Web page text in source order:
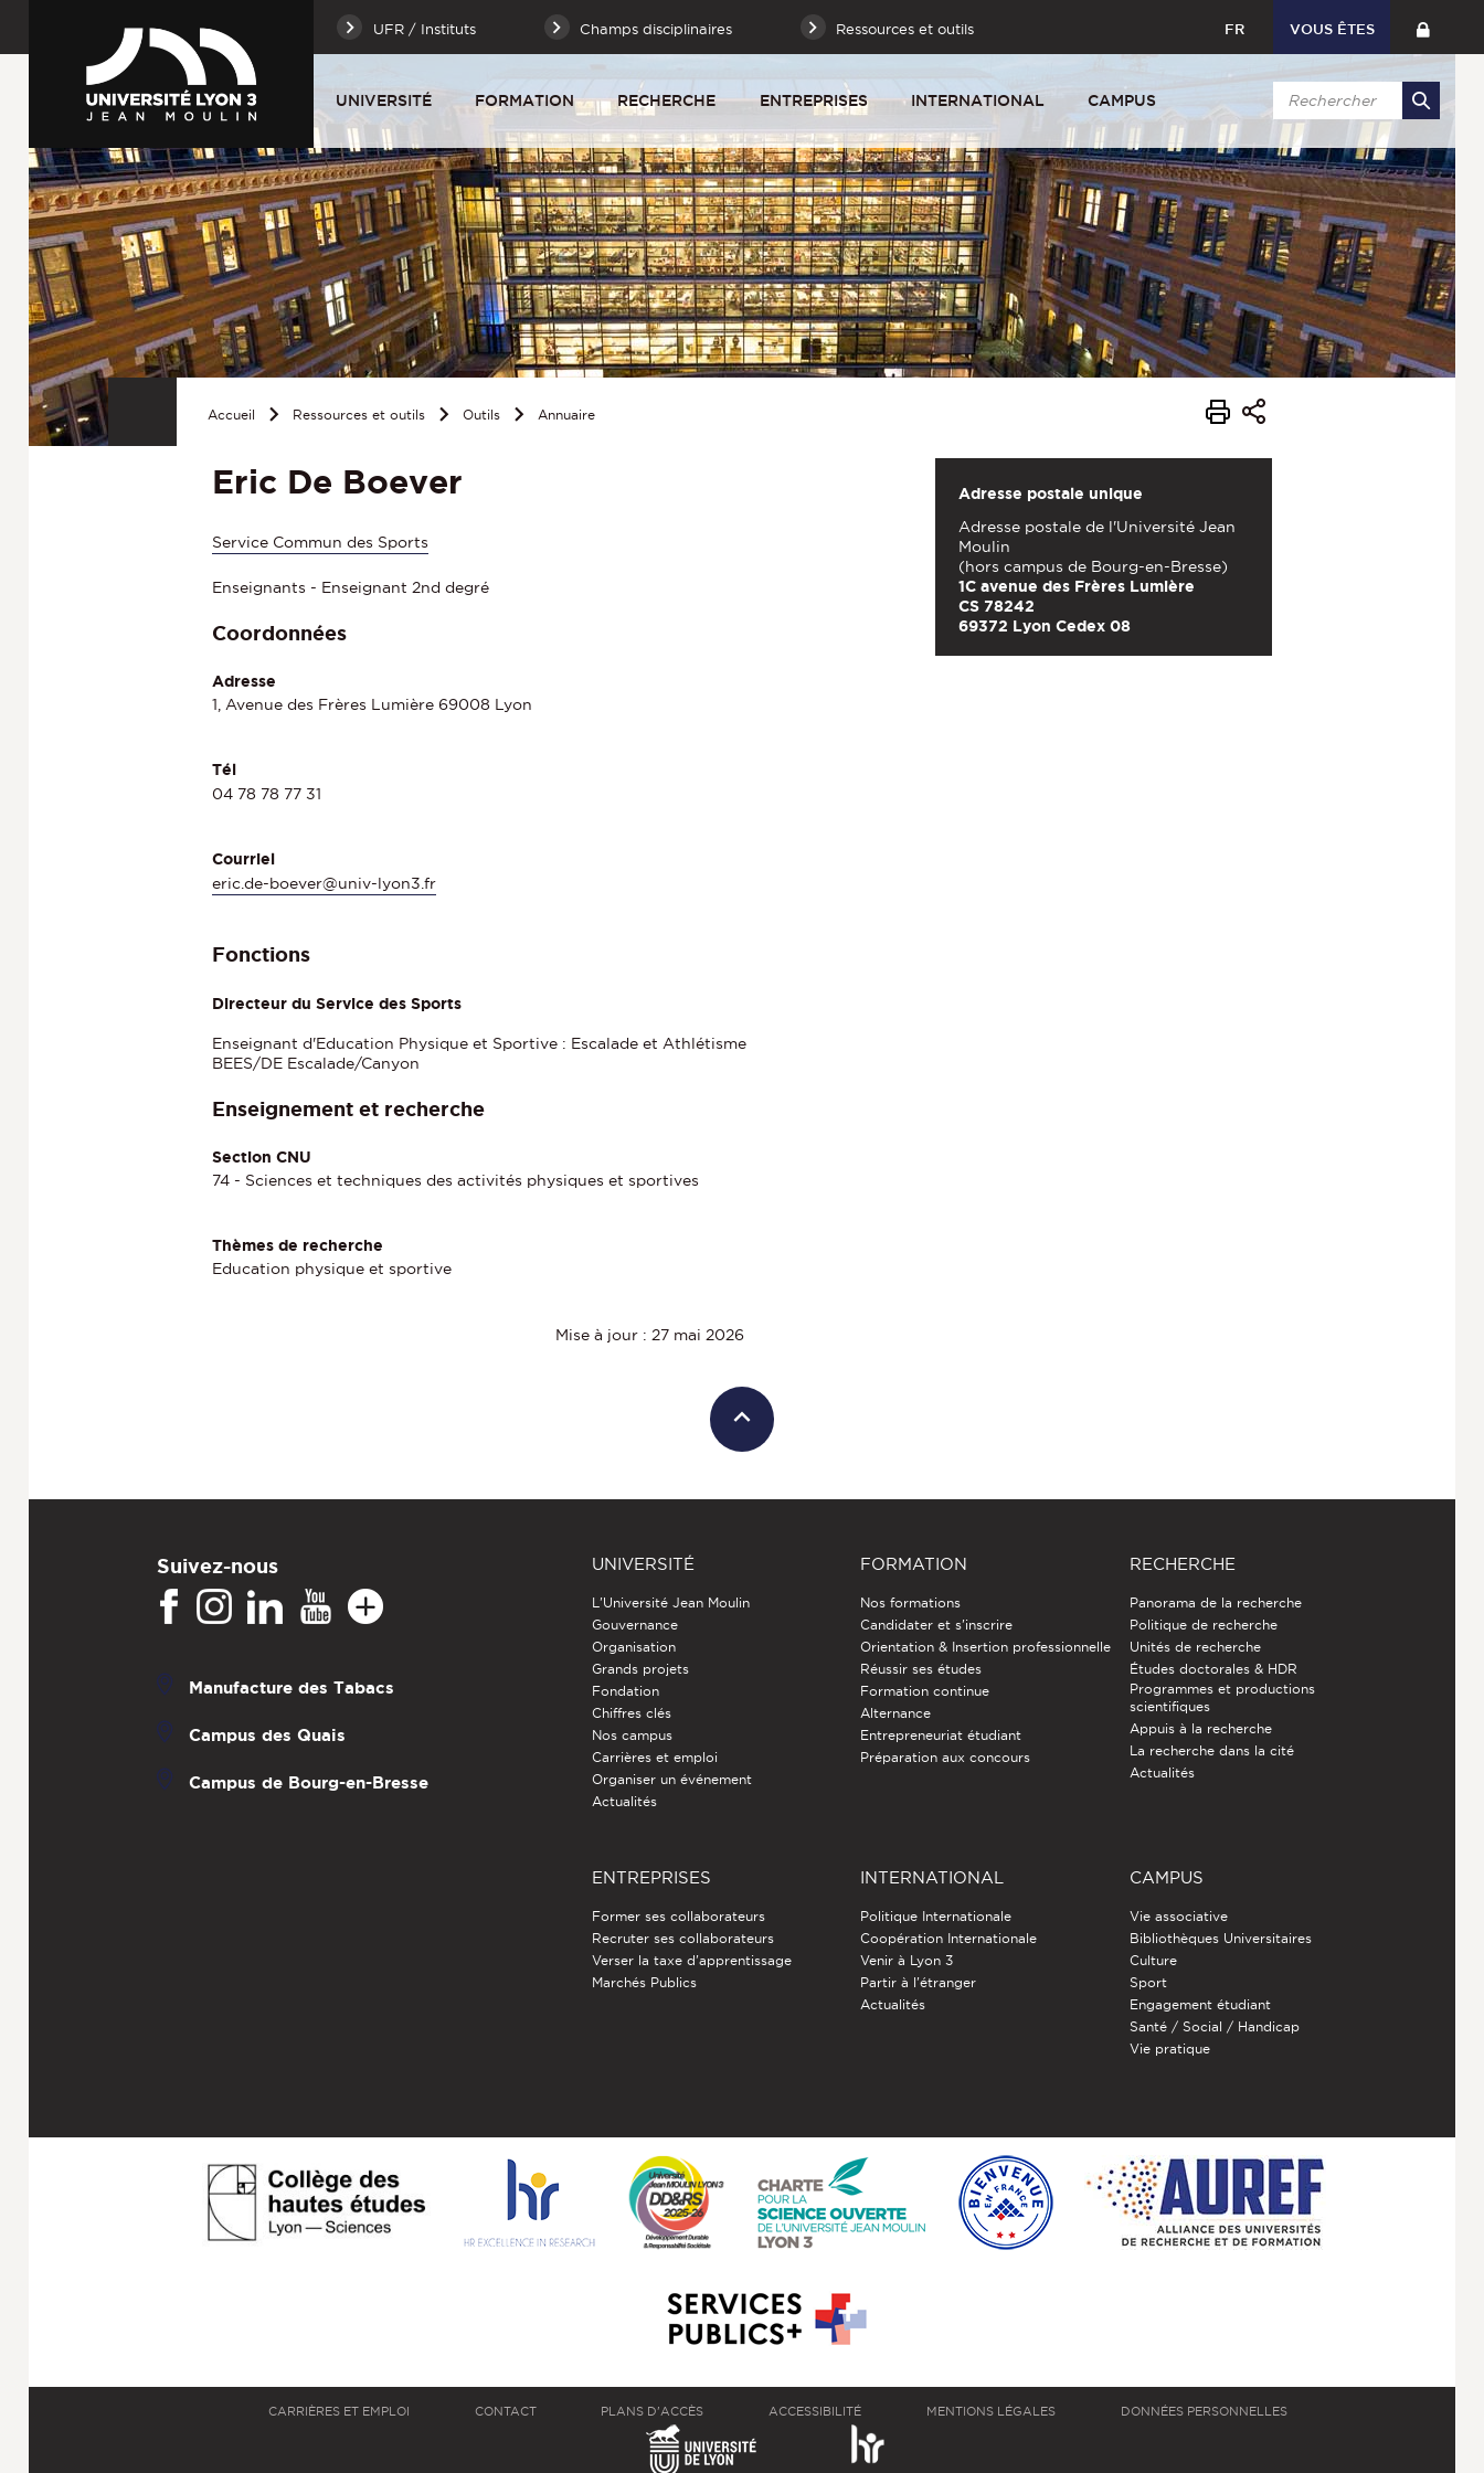
UFR / Instituts Champs disciplinaires Ressources et outils FR VOUS ÊTES
UNIVERSITÉ FORMATION RECHERCHE ENTREPRISES INTERNATIONAL CAMPUS
Accueil Ressources et outils Outils Annuaire
Eric De Boever
Service Commun des Sports
Enseignants - Enseignant 2nd degré
Coordonnées
Adresse
1, Avenue des Frères Lumière 69008 Lyon
Tél
04 78 78 77 31
Courriel
eric.de-boever@univ-lyon3.fr
Fonctions
Directeur du Service des Sports
Enseignant d'Education Physique et Sportive : Escalade et Athlétisme
BEES/DE Escalade/Canyon
Enseignement et recherche
Section CNU
74 - Sciences et techniques des activités physiques et sportives
Thèmes de recherche
Education physique et sportive
Adresse postale unique
Adresse postale de l'Université Jean
Moulin
(hors campus de Bourg-en-Bresse)
1C avenue des Frères Lumière
CS 78242
69372 Lyon Cedex 08
Mise à jour : 27 mai 2026
Suivez-nous
Manufacture des Tabacs
Campus des Quais
Campus de Bourg-en-Bresse
UNIVERSITÉ
L'Université Jean Moulin
Gouvernance
Organisation
Grands projets
Fondation
Chiffres clés
Nos campus
Carrières et emploi
Organiser un événement
Actualités
FORMATION
Nos formations
Candidater et s'inscrire
Orientation & Insertion professionnelle
Réussir ses études
Formation continue
Alternance
Entrepreneuriat étudiant
Préparation aux concours
RECHERCHE
Panorama de la recherche
Politique de recherche
Unités de recherche
Études doctorales & HDR
Programmes et productions
scientifiques
Appuis à la recherche
La recherche dans la cité
Actualités
ENTREPRISES
Former ses collaborateurs
Recruter ses collaborateurs
Verser la taxe d'apprentissage
Marchés Publics
INTERNATIONAL
Politique Internationale
Coopération Internationale
Venir à Lyon 3
Partir à l'étranger
Actualités
CAMPUS
Vie associative
Bibliothèques Universitaires
Culture
Sport
Engagement étudiant
Santé / Social / Handicap
Vie pratique
CARRIÈRES ET EMPLOI CONTACT PLANS D'ACCÈS ACCESSIBILITÉ MENTIONS LÉGALES DONNÉES PERSONNELLES